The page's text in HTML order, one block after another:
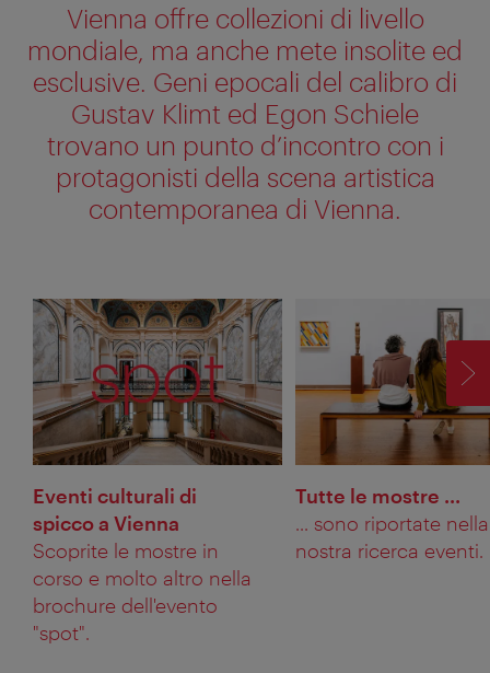
Vienna offre collezioni di livello
mondiale, ma anche mete insolite ed
esclusive. Geni epocali del calibro di
Gustav Klimt ed Egon Schiele
trovano un punto d’incontro con i
protagonisti della scena artistica
contemporanea di Vienna.
Eventi culturali di
spicco a Vienna
Scoprite le mostre in
corso e molto altro nella
brochure dell'evento
"spot".
Tutte le mostre ...
... sono riportate nella
nostra ricerca eventi.